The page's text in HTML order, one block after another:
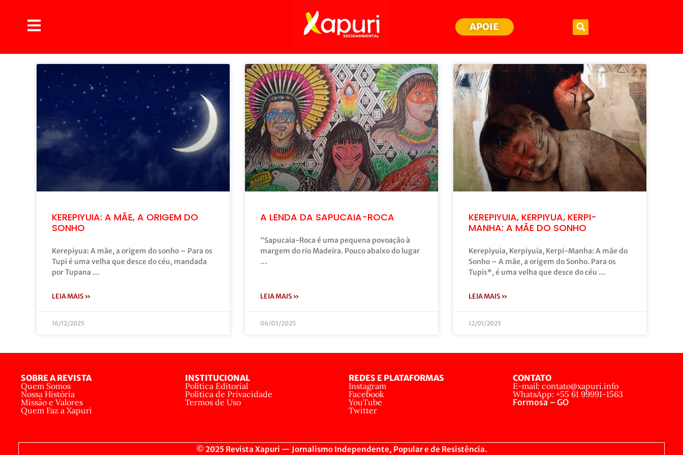
APOIE
KEREPIYUIA: A MÃE, A ORIGEM DO
SONHO
Kerepiyua: A mãe, a origem do sonho – Para os
Tupi é uma velha que desce do céu, mandada
por Tupana …
LEIA MAIS »
16/12/2025
A LENDA DA SAPUCAIA-ROCA
“Sapucaia-Roca é uma pequena povoação à
margem do rio Madeira. Pouco abaixo do lugar
…
LEIA MAIS »
06/03/2025
KEREPIYUIA, KERPIYUA, KERPI-
MANHA: A MÃE DO SONHO
Kerepiyuia, Kerpiyuia, Kerpi-Manha: A mãe do
Sonho – A mãe, a origem do Sonho. Para os
Tupis*, é uma velha que desce do céu …
LEIA MAIS »
12/01/2025
SOBRE A REVISTA
Quem Somos
Nossa História
Missão e Valores
Quem Faz a Xapuri
INSTITUCIONAL
Política Editorial
Política de Privacidade
Termos de Uso
REDES E PLATAFORMAS
Instagram
Facebook
YouTube
Twitter
CONTATO
E-mail: contato@xapuri.info
WhatsApp: +55 61 99991-1563
Formosa – GO
© 2025 Revista Xapuri — Jornalismo Independente, Popular e de Resistência.